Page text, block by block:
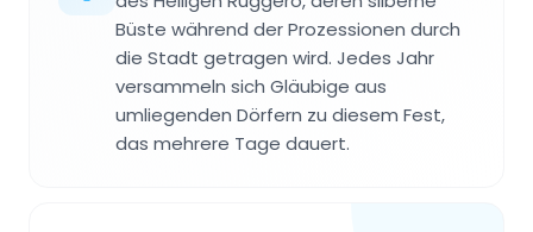
Büste während der Prozessionen durch
die Stadt getragen wird. Jedes Jahr
versammeln sich Gläubige aus
umliegenden Dörfern zu diesem Fest,
das mehrere Tage dauert.